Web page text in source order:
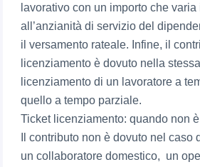
lavorativo con un importo che varia
all’anzianità di servizio del
il versamento rateale. Infine, il
licenziamento è dovuto nella
licenziamento di un lavoratore a
quello a tempo parziale.
Ticket licenziamento: quando non
Il contributo non è dovuto nel caso
un collaboratore domestico, un